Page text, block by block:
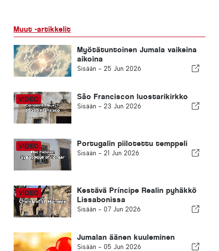
Muut -artikkelit
Myötätuntoinen Jumala vaikeina
aikoina
Sisään - 25 Jun 2026
São Franciscon luostarikirkko
Sisään - 23 Jun 2026
Portugalin piilotettu temppeli
Sisään - 21 Jun 2026
Kestävä Príncipe Realin pyhäkkö
Lissabonissa
Sisään - 07 Jun 2026
Jumalan äänen kuuleminen
Sisään - 05 Jun 2026